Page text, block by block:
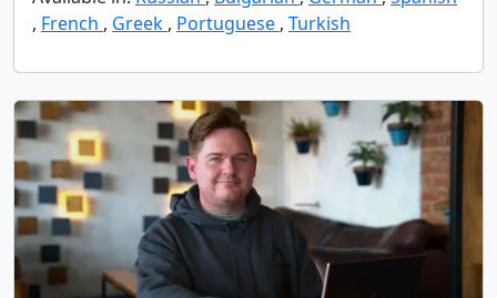
, French , Greek , Portuguese , Turkish